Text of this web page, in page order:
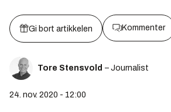
Gi bort artikkelen Kommenter
Tore Stensvold – Journalist
24. nov. 2020 - 12:00